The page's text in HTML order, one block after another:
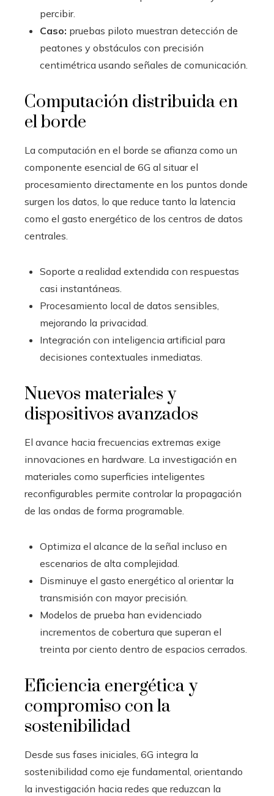
percibir.
Caso: pruebas piloto muestran detección de
peatones y obstáculos con precisión
centimétrica usando señales de comunicación.
Computación distribuida en
el borde
La computación en el borde se afianza como un
componente esencial de 6G al situar el
procesamiento directamente en los puntos donde
surgen los datos, lo que reduce tanto la latencia
como el gasto energético de los centros de datos
centrales.
Soporte a realidad extendida con respuestas
casi instantáneas.
Procesamiento local de datos sensibles,
mejorando la privacidad.
Integración con inteligencia artificial para
decisiones contextuales inmediatas.
Nuevos materiales y
dispositivos avanzados
El avance hacia frecuencias extremas exige
innovaciones en hardware. La investigación en
materiales como superficies inteligentes
reconfigurables permite controlar la propagación
de las ondas de forma programable.
Optimiza el alcance de la señal incluso en
escenarios de alta complejidad.
Disminuye el gasto energético al orientar la
transmisión con mayor precisión.
Modelos de prueba han evidenciado
incrementos de cobertura que superan el
treinta por ciento dentro de espacios cerrados.
Eficiencia energética y
compromiso con la
sostenibilidad
Desde sus fases iniciales, 6G integra la
sostenibilidad como eje fundamental, orientando
la investigación hacia redes que reduzcan la